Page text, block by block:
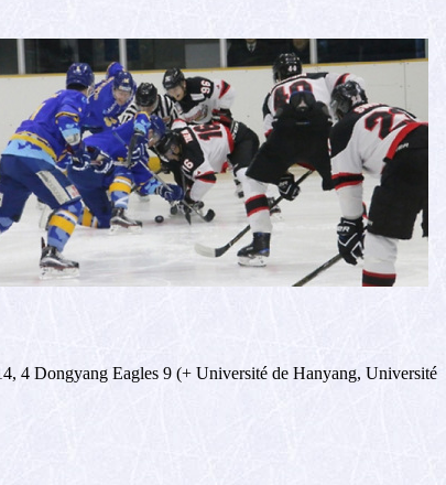
4 Dongyang Eagles 9 (+ Université de Hanyang, Université